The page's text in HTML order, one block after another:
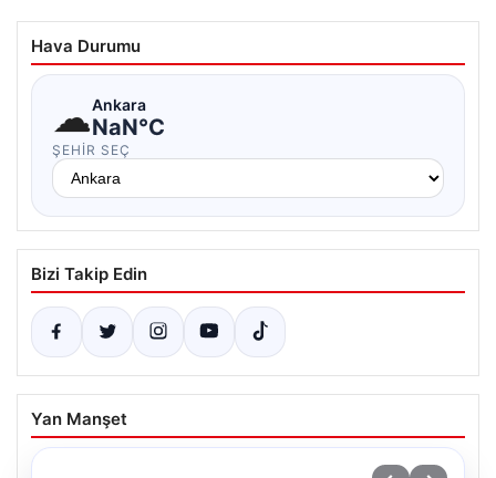
Hava Durumu
☁Ankara
NaN°C
ŞEHIR SEÇ
Bizi Takip Edin
Yan Manşet